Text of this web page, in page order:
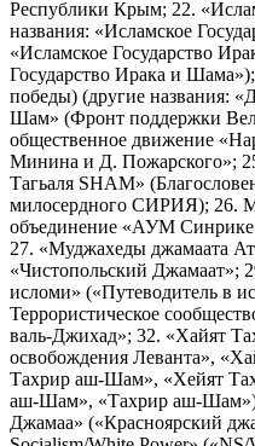
Республики Крым; 22.
названия: «Исламское
«Исламское Государство
Государство Ирака и
победы) (другие названия:
Шам» (Фронт поддержки
общественное движение
Минина и Д. Пожарского»;
Тагьаля SHAM»
милосердного СИРИЯ); 26.
объединение «АУМ
27. «Муджахеды джамаата
«Чистопольский Джамаат»;
исломи» («Путеводитель в
Террористическое
валь-Джихад»; 32. «Хайят
освобождения Леванта»,
Тахрир аш-Шам», «Хейят
аш-Шам», «Тахрир аш-
Джамаа» («Красноярский